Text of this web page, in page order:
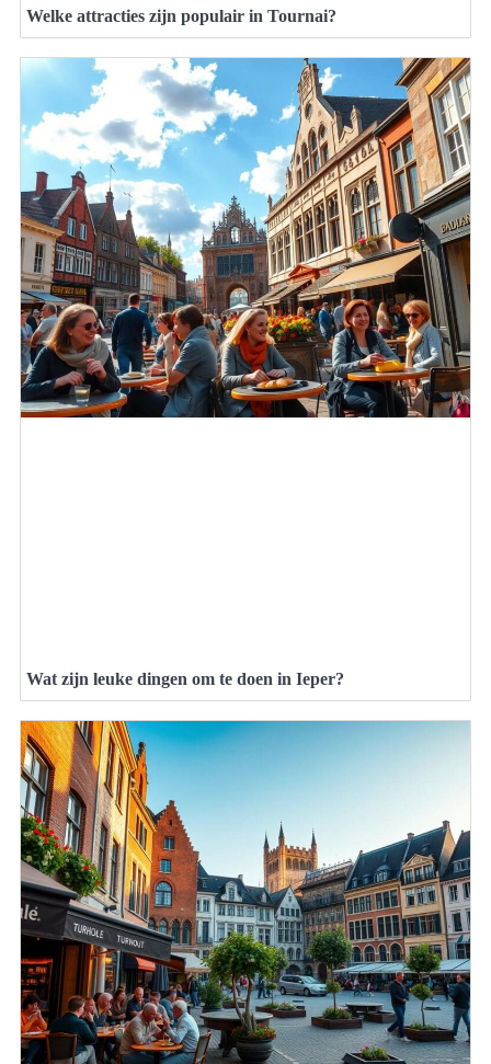
Welke attracties zijn populair in Tournai?
Wat zijn leuke dingen om te doen in Ieper?